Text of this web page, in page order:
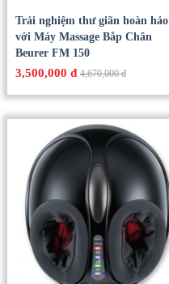
Trải nghiệm thư giãn hoàn hảo
với Máy Massage Bắp Chân
Beurer FM 150
3,500,000 đ 4,670,000 đ